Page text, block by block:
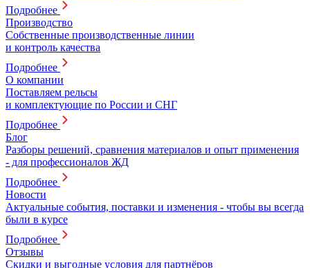
Подробнее
Производство
Собственные производственные линии
и контроль качества
Подробнее
О компании
Поставляем рельсы
и комплектующие по России и СНГ
Подробнее
Блог
Разборы решений, сравнения материалов и опыт применения
- для профессионалов ЖД
Подробнее
Новости
Актуальные события, поставки и изменения - чтобы вы всегда
были в курсе
Подробнее
Отзывы
Скидки и выгодные условия для партнёров